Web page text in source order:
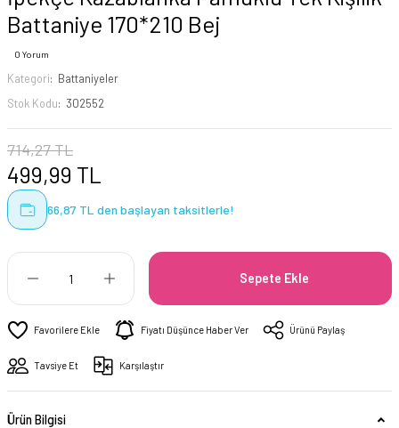
Battaniye 170*210 Bej
0 Yorum
Kategori
Battaniyeler
Stok Kodu
302552
714,27 TL
499,99 TL
66,87 TL den başlayan taksitlerle!
Sepete Ekle
Fiyatı Düşünce Haber Ver Ürünü Paylaş
Tavsiye Et Karşılaştır
Ürün Bilgisi